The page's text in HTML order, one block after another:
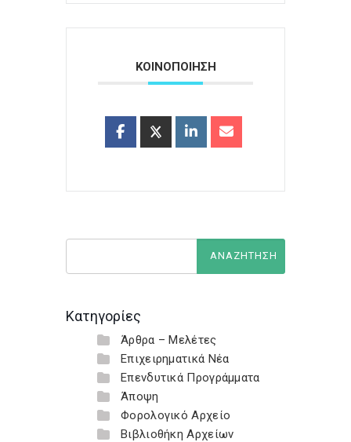
ΚΟΙΝΟΠΟΙΗΣΗ
Κατηγορίες
Άρθρα – Μελέτες
Επιχειρηματικά Νέα
Επενδυτικά Προγράμματα
Άποψη
Φορολογικό Αρχείο
Βιβλιοθήκη Αρχείων